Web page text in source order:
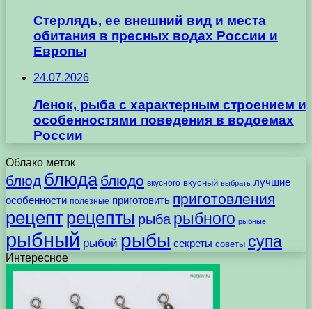
Стерлядь, ее внешний вид и места
обитания в пресных водах России и
Европы
24.07.2026
Ленок, рыба с характерным строением и
особенностями поведения в водоемах
России
Облако меток
блюд блюда блюдо вкусного вкусный выбрать лучшие
особенности полезные приготовить приготовления
рецептрецепты рыба рыбного рыбные
рыбный рыбой рыбы секреты советы супа
Интересное